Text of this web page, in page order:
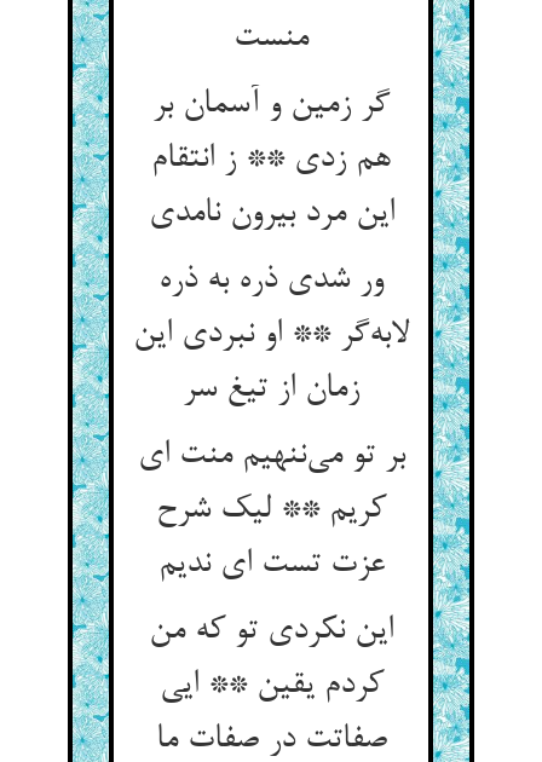
منست
گر زمین و آسمان بر
هم زدی ** ز انتقام
این مرد بیرون نامدی
ور شدی ذره به ذره
لابه‌گر ** او نبردی این
زمان از تیغ سر
بر تو می‌ننهیم منت ای
کریم ** لیک شرح
عزت تست ای ندیم
این نکردی تو که من
کردم یقین ** ایی
صفاتت در صفات ما